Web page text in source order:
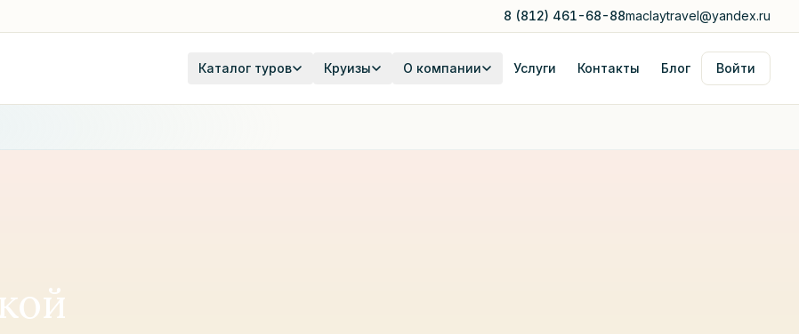
8 (812) 461-68-88maclaytravel@yandex.ru
Каталог туров Круизы О компании Услуги Контакты Блог Войти